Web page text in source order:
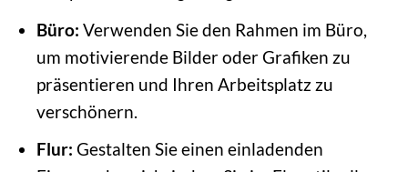
Büro: Verwenden Sie den Rahmen im Büro,
um motivierende Bilder oder Grafiken zu
präsentieren und Ihren Arbeitsplatz zu
verschönern.
Flur: Gestalten Sie einen einladenden